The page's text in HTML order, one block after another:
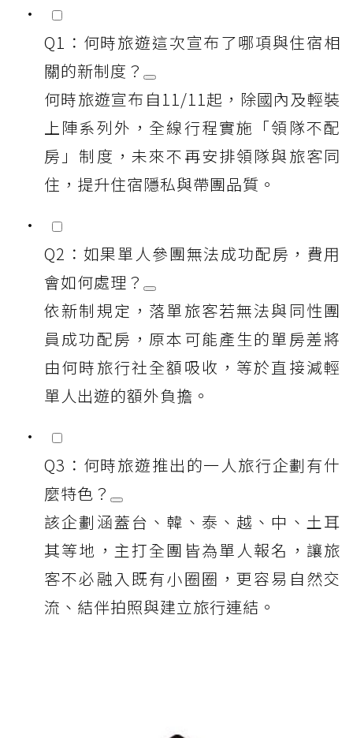
Q1：何時旅遊這次宣布了哪項與住宿相
關的新制度？
何時旅遊宣布自11/11起，除國內及輕裝
上陣系列外，全線行程實施「領隊不配
房」制度，未來不再安排領隊與旅客同
住，提升住宿隱私與帶團品質。
Q2：如果單人參團無法成功配房，費用
會如何處理？
依新制規定，落單旅客若無法與同性團
員成功配房，原本可能產生的單房差將
由何時旅行社全額吸收，等於直接減輕
單人出遊的額外負擔。
Q3：何時旅遊推出的一人旅行企劃有什
麼特色？
該企劃涵蓋台、韓、泰、越、中、土耳
其等地，主打全團皆為單人報名，讓旅
客不必融入既有小圈圈，更容易自然交
流、結伴拍照與建立旅行連結。